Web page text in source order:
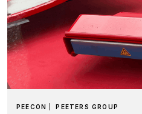
PEECON PEETERS GROUP